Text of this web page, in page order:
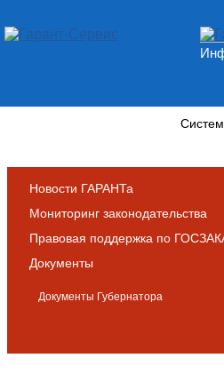
Новости ГАРАНТа
Мониторинг законодательства
Правовая поддержка по
Документы
Документы Губернатора